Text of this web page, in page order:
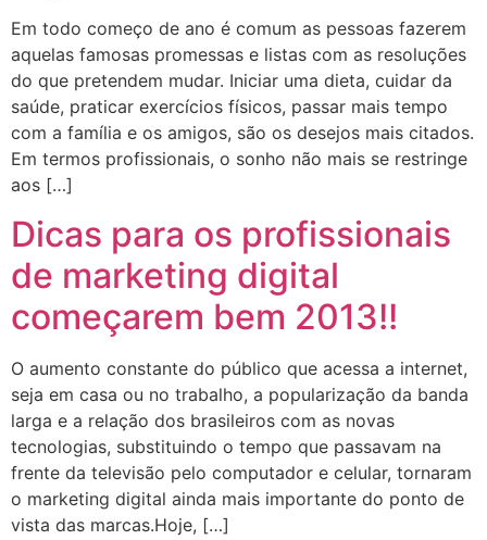
Em todo começo de ano é comum as pessoas fazerem
aquelas famosas promessas e listas com as resoluções
do que pretendem mudar. Iniciar uma dieta, cuidar da
saúde, praticar exercícios físicos, passar mais tempo
com a família e os amigos, são os desejos mais citados.
Em termos profissionais, o sonho não mais se restringe
aos […]
Dicas para os profissionais
de marketing digital
começarem bem 2013!!
O aumento constante do público que acessa a internet,
seja em casa ou no trabalho, a popularização da banda
larga e a relação dos brasileiros com as novas
tecnologias, substituindo o tempo que passavam na
frente da televisão pelo computador e celular, tornaram
o marketing digital ainda mais importante do ponto de
vista das marcas.Hoje, […]